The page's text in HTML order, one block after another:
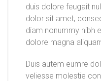
duis dolore feugait
dolor sit amet,
diam nonummy nibh
dolore magna
Duis autem eumre
veliesse molestie